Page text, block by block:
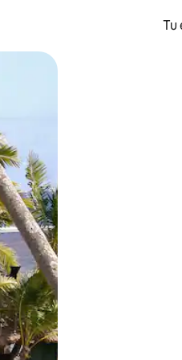
Tu
tocando y deslizando la pantalla.